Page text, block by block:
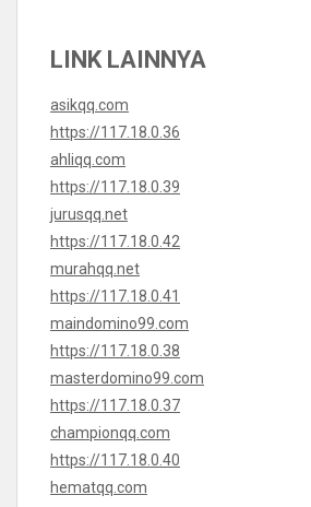
LINK LAINNYA
asikqq.com
https://117.18.0.36
ahliqq.com
https://117.18.0.39
jurusqq.net
https://117.18.0.42
murahqq.net
https://117.18.0.41
maindomino99.com
https://117.18.0.38
masterdomino99.com
https://117.18.0.37
championqq.com
https://117.18.0.40
hematqq.com